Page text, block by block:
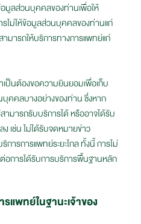
มูลส่วนบุคคลของท่านเพื่อให้
ไม่ให้ข้อมูลส่วนบุคคลของท่านแก่
มารถให้บริการทางการแพทย์แก่
นต้องขอความยินยอมเพื่อเก็บ
บุคคลบางอย่างของท่าน ซึ่งหาก
มารถรับบริการได้ หรืออาจได้รับ
เช่น ไม่ได้รับจดหมายข่าว
ารการแพทย์ระยะไกล ทั้งนี้ การไม่
อการได้รับการบริการพื้นฐานหลัก
แพทย์ในฐานะเจ้าของ